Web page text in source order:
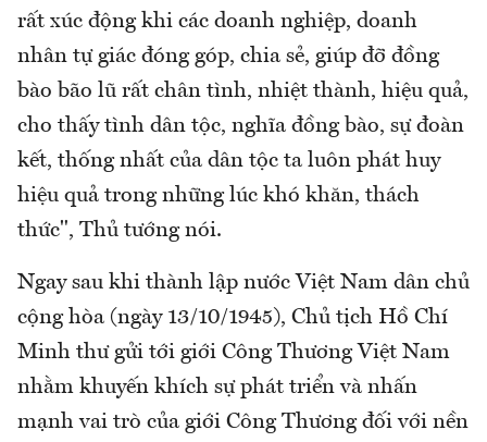
rất xúc động khi các doanh nghiệp, doanh
nhân tự giác đóng góp, chia sẻ, giúp đỡ đồng
bào bão lũ rất chân tình, nhiệt thành, hiệu quả,
cho thấy tình dân tộc, nghĩa đồng bào, sự đoàn
kết, thống nhất của dân tộc ta luôn phát huy
hiệu quả trong những lúc khó khăn, thách
thức", Thủ tướng nói.
Ngay sau khi thành lập nước Việt Nam dân chủ
cộng hòa (ngày 13/10/1945), Chủ tịch Hồ Chí
Minh thư gửi tới giới Công Thương Việt Nam
nhằm khuyến khích sự phát triển và nhấn
mạnh vai trò của giới Công Thương đối với nền